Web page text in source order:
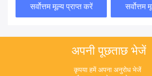
सर्वोत्तम मूल्य प्राप्त करें सर्वोत्तम
अपनी पूछताछ भेजें
कृपया हमें अपना अनुरोध भेजें